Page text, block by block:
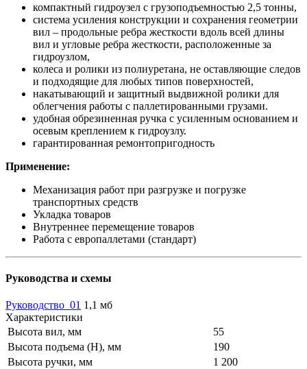
компактный гидроузел с грузоподъемностью 2,5 тонны,
система усиления конструкции и сохранения геометрии
вил – продольные ребра жесткости вдоль всей длины
вил и угловые ребра жесткости, расположенные за
гидроузлом,
колеса и ролики из полиуретана, не оставляющие следов
и подходящие для любых типов поверхностей,
накатывающий и защитный выдвижной ролики для
облегчения работы с паллетированными грузами.
удобная обрезиненная ручка с усиленным основанием и
осевым креплением к гидроузлу.
гарантированная ремонтопригодность
Применение:
Механизация работ при разгрузке и погрузке
транспортных средств
Укладка товаров
Внутреннее перемещение товаров
Работа с европаллетами (стандарт)
Руководства и схемы
Руководство_01 1,1 мб
Характеристики
Высота вил, мм
55
Высота подъема (H), мм
190
Высота ручки, мм
1 200